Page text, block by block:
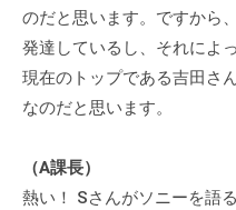
のだと思います。ですから
発達しているし、それによ
現在のトップである吉田さ
なのだと思います。
（A課長）
熱い！ Sさんがソニーを語